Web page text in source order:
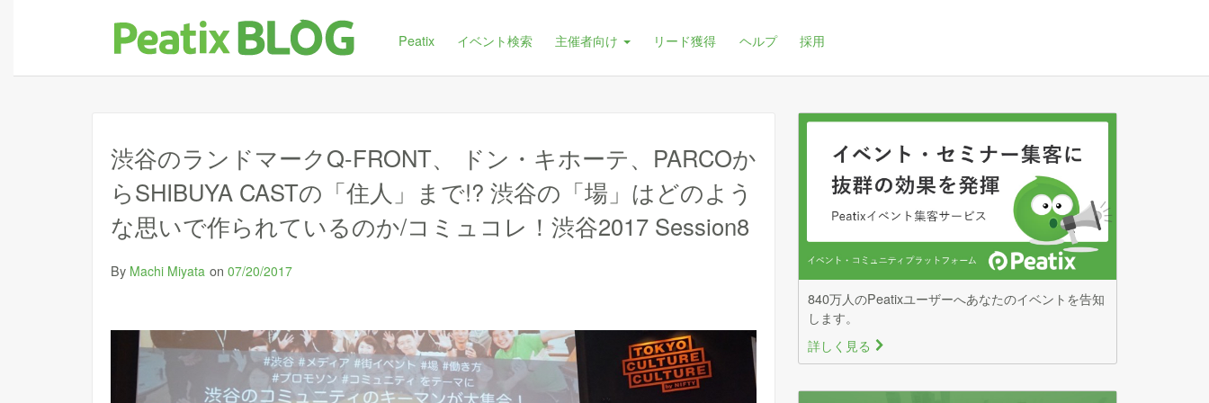
Peatix イベント検索 主催者向け リード獲得 ヘルプ 採用
渋谷のランドマークQ-FRONT、 ドン・キホーテ、PARCOか
らSHIBUYA CASTの「住人」まで!? 渋谷の「場」はどのよう
な思いで作られているのか/コミュコレ！渋谷2017 Session8
By Machi Miyata on 07/20/2017
840万人のPeatixユーザーへあなたのイベントを告知
します。
詳しく見る >